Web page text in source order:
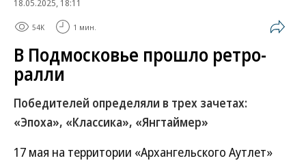
18.05.2025, 18:11
54K 1 мин.
В Подмосковье прошло ретро-
ралли
Победителей определяли в трех зачетах:
«Эпоха», «Классика», «Янгтаймер»
17 мая на территории «Архангельского Аутлет»